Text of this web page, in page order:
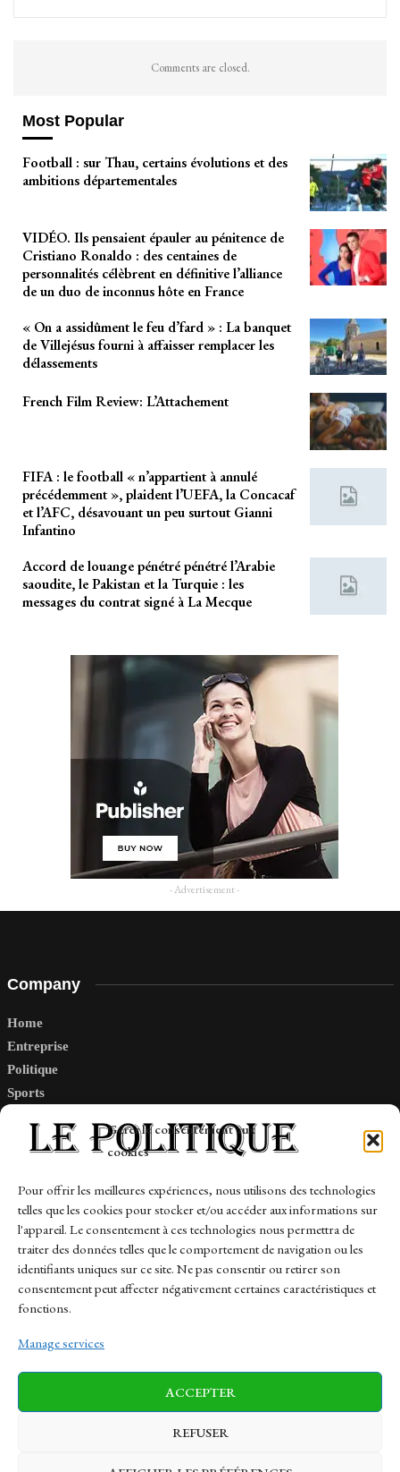
Gérer le consentement aux
cookies
Pour offrir les meilleures expériences, nous utilisons des technologies
telles que les cookies pour stocker et/ou accéder aux informations sur
l'appareil. Le consentement à ces technologies nous permettra de
traiter des données telles que le comportement de navigation ou les
identifiants uniques sur ce site. Ne pas consentir ou retirer son
consentement peut affecter négativement certaines caractéristiques et
fonctions.
Manage services
ACCEPTER
REFUSER
Comments are closed.
Most Popular
Football : sur Thau, certains évolutions et des
ambitions départementales
VIDÉO. Ils pensaient épauler au pénitence de
Cristiano Ronaldo : des centaines de
personnalités célèbrent en définitive l’alliance
de un duo de inconnus hôte en France
« On a assidûment le feu d’fard » : La banquet
de Villejésus fourni à affaisser remplacer les
délassements
French Film Review: L’Attachement
FIFA : le football « n’appartient à annulé
précédemment », plaident l’UEFA, la Concacaf
et l’AFC, désavouant un peu surtout Gianni
Infantino
Accord de louange pénétré pénétré l’Arabie
saoudite, le Pakistan et la Turquie : les
messages du contrat signé à La Mecque
- Advertisement -
Company
Home
Entreprise
Politique
Sports
Links
Contact
Sitemap
News Finance-Marches Politics
Business Tech Health Sports Travel